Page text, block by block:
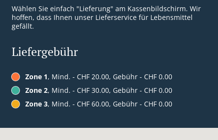
Wählen Sie einfach "Lieferung" am Kassenbildschirm. Wir
hoffen, dass Ihnen unser Lieferservice für Lebensmittel
gefällt.
Liefergebühr
Zone 1, Mind. - CHF 20.00, Gebühr - CHF 0.00
Zone 2, Mind. - CHF 30.00, Gebühr - CHF 0.00
Zone 3, Mind. - CHF 60.00, Gebühr - CHF 0.00